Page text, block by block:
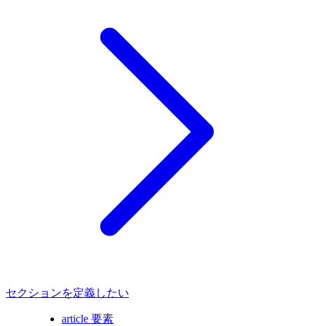
セクションを定義したい
article 要素